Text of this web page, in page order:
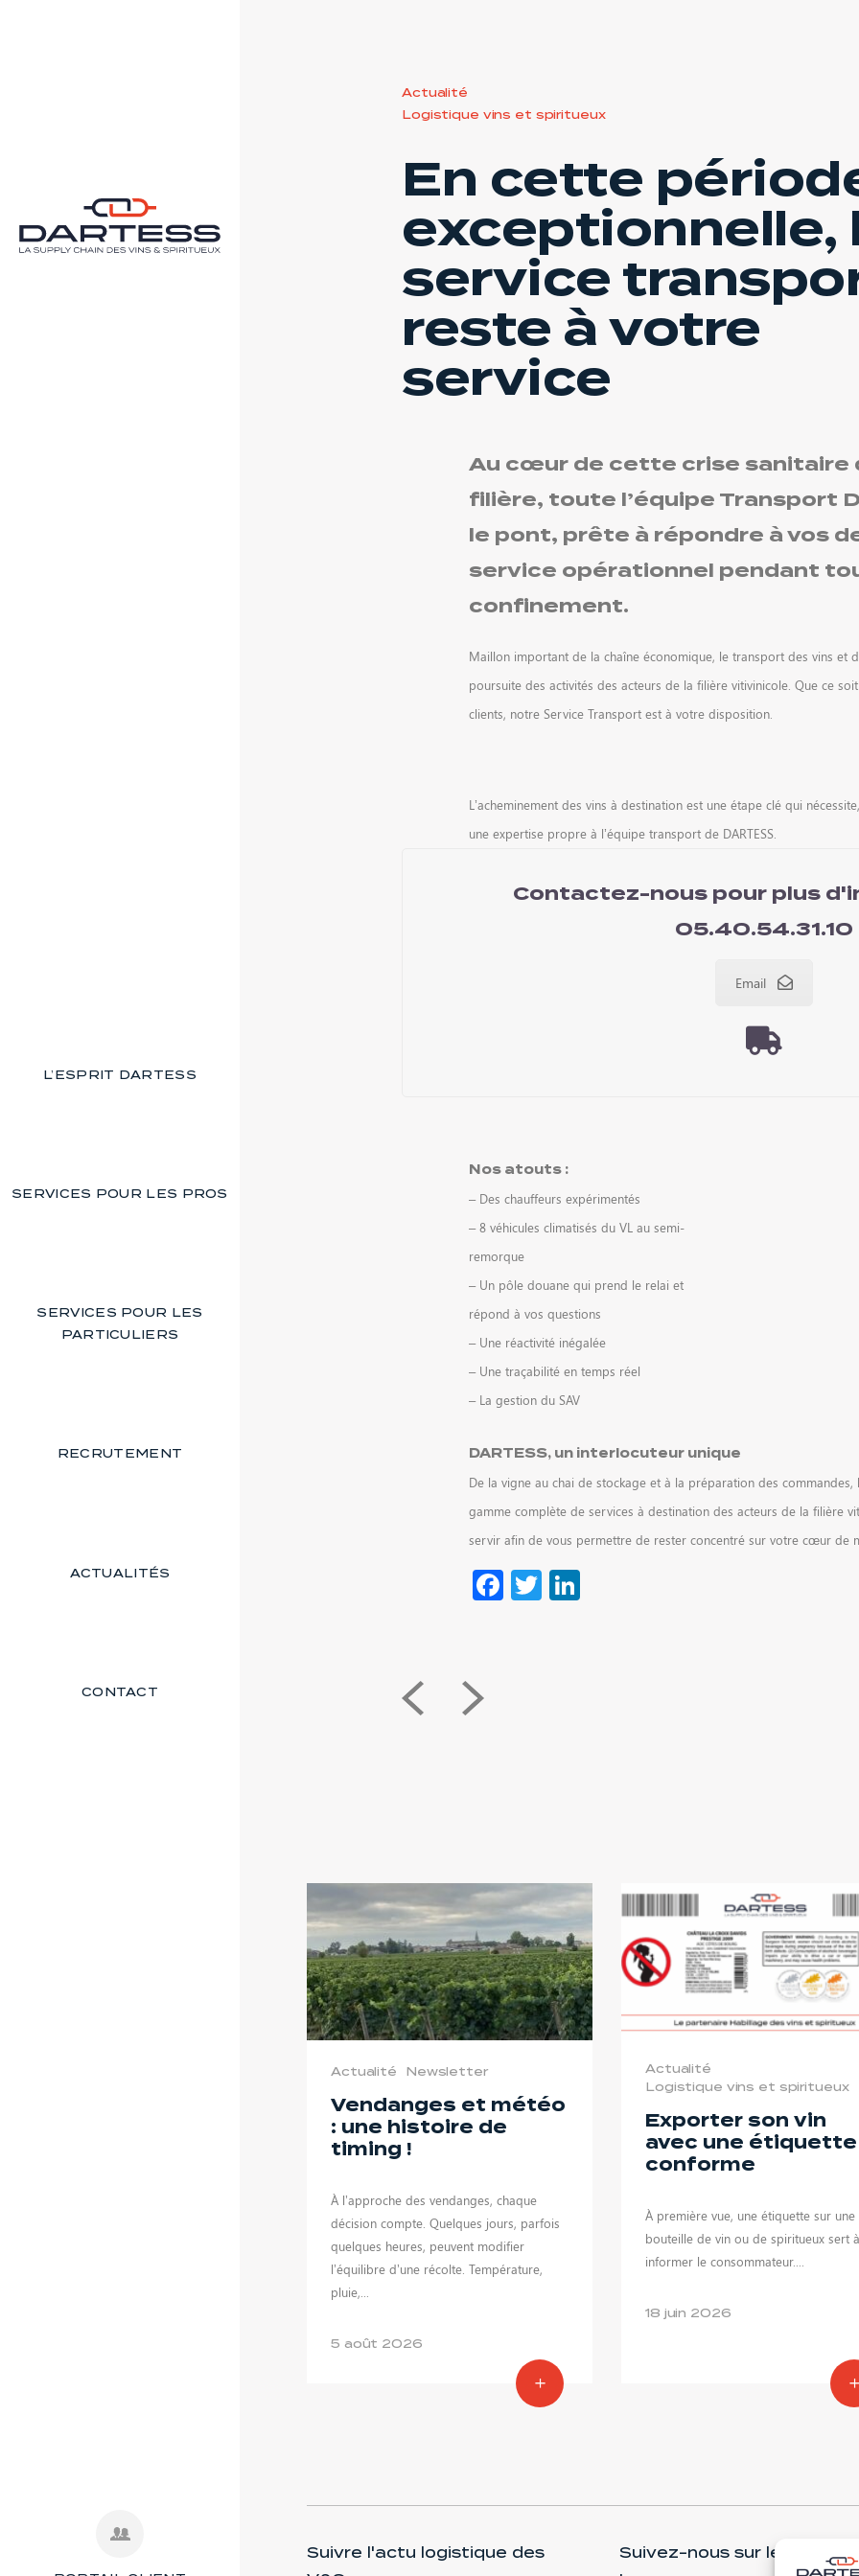
L’ESPRIT DARTESS
SERVICES POUR LES PROS
SERVICES POUR LES
PARTICULIERS
RECRUTEMENT
ACTUALITÉS
CONTACT
Actualité
Logistique vins et spiritueux
En cette
exceptionnelle,
service
reste à votre
service
Au cœur de cette crise sanitaire
filière, toute l’équipe Transport
le pont, prête à répondre à vos
service opérationnel pendant
confinement.
Maillon important de la chaîne économique, le transport des vins et
poursuite des activités des acteurs de la filière vitivinicole. Que ce
clients, notre Service Transport est à votre disposition.
L’acheminement des vins à destination est une étape clé qui
une expertise propre à l’équipe transport de DARTESS.
Contactez-nous pour plus
05.40.54.31.10
Email
Nos atouts :
– Des chauffeurs expérimentés
– 8 véhicules climatisés du VL au semi-
remorque
– Un pôle douane qui prend le relai et
répond à vos questions
– Une réactivité inégalée
– Une traçabilité en temps réel
– La gestion du SAV
DARTESS, un interlocuteur unique
De la vigne au chai de stockage et à la préparation des commandes,
gamme complète de services à destination des acteurs de la filière
servir afin de vous permettre de rester concentré sur votre cœur de
Facebook
Twitter
Actualité Newsletter
Vendanges et météo
: une histoire de
timing !
À l’approche des vendanges, chaque
décision compte. Quelques jours, parfois
quelques heures, peuvent modifier
l’équilibre d’une récolte. Température,
pluie,...
5 août 2026
Actualité
Logistique vins et spiritueux
Exporter son vin
avec une étiquette
conforme
À première vue, une étiquette sur une
bouteille de vin ou de spiritueux sert à
informer le consommateur....
18 juin 2026
Suivre l'actu logistique des
Suivez-nous sur les réseaux